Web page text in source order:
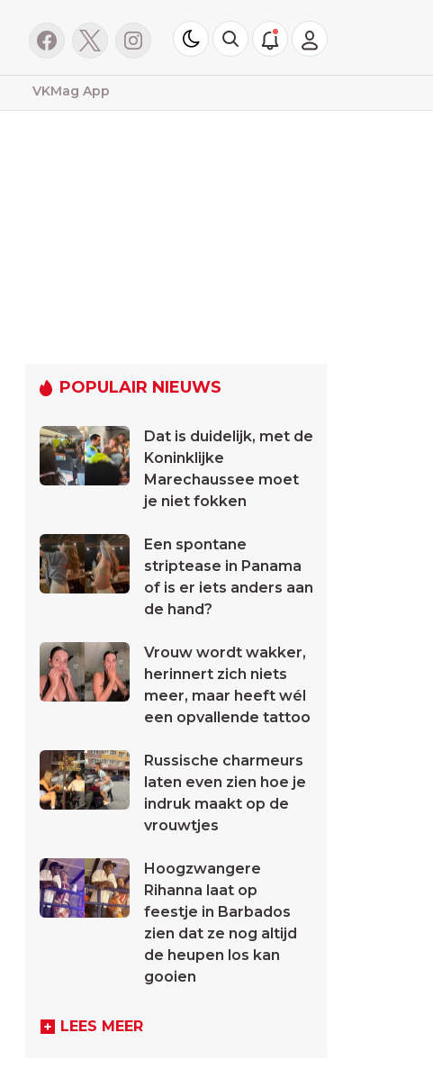
VKMag App
POPULAIR NIEUWS
Dat is duidelijk, met de
Koninklijke
Marechaussee moet
je niet fokken
Een spontane
striptease in Panama
of is er iets anders aan
de hand?
Vrouw wordt wakker,
herinnert zich niets
meer, maar heeft wél
een opvallende tattoo
Russische charmeurs
laten even zien hoe je
indruk maakt op de
vrouwtjes
Hoogzwangere
Rihanna laat op
feestje in Barbados
zien dat ze nog altijd
de heupen los kan
gooien
LEES MEER